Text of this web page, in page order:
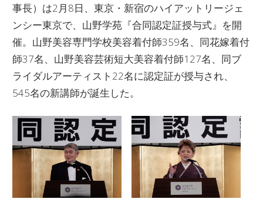
事長）は2月8日、東京・新宿のハイアットリージェ
ンシー東京で、山野学苑『合同認定証授与式』を開
催。山野美容専門学校美容着付師359名、同花嫁着付
師37名、山野美容芸術短大美容着付師127名、同ブ
ライダルアーティスト22名に認定証が授与され、
545名の新講師が誕生した。